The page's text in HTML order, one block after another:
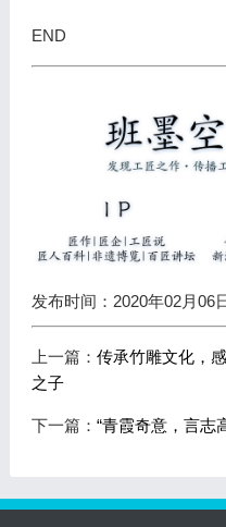
END
发布时间：2020年02月06
上一篇： 传承竹雕文化，
之子
下一篇： “青霞奇意，言志